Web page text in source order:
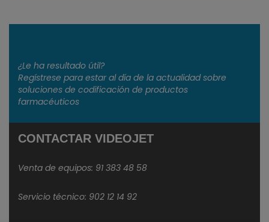
¿Le ha resultado útil?
Regístrese para estar al día de la actualidad sobre
soluciones de codificación de productos
farmacéuticos
CONTACTAR VIDEOJET
Venta de equipos: 91 383 48 58
Servicio técnico: 902 12 14 92